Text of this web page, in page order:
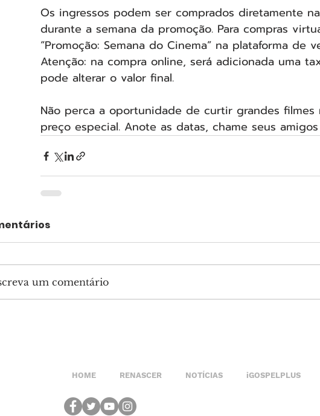
Os ingressos podem ser comprados diretamente
durante a semana da promoção. Para compras
“Promoção: Semana do Cinema” na plataforma de
Atenção: na compra online, será adicionada uma
pode alterar o valor final.
Não perca a oportunidade de curtir grandes
preço especial. Anote as datas, chame seus
um comentário
HOME RENASCER NOTÍCIAS iGOSPELPLUS